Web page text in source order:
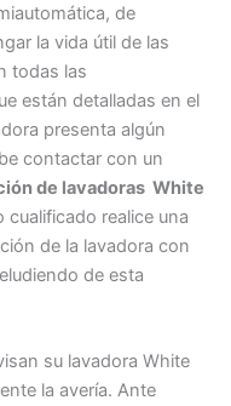
de
la vida útil de las
todas las
están detalladas en el
presenta algún
contactar con un
de lavadoras White
cualificado realice una
de la lavadora con
de esta
su lavadora White
la avería. Ante